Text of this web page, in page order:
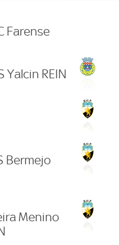
Farense
Yalcin REIN
Bermejo
Menino